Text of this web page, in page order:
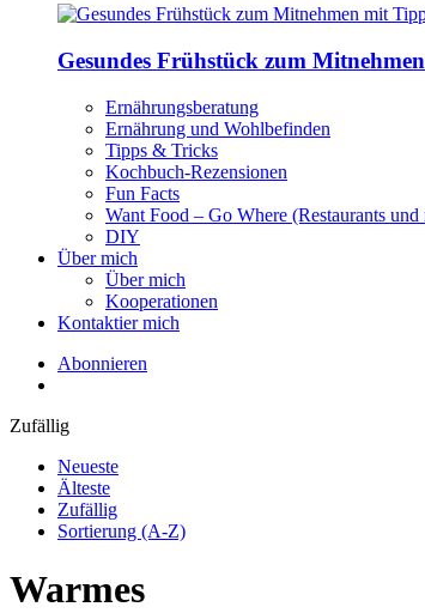
Gesundes Frühstück zum
Ernährungsberatung
Ernährung und Wohlbefinden
Tipps & Tricks
Kochbuch-Rezensionen
Fun Facts
Want Food – Go Where (Restaurants und
DIY
Über mich
Über mich
Kooperationen
Kontaktier mich
Abonnieren
Zufällig
Neueste
Älteste
Zufällig
Sortierung (A-Z)
Warmes